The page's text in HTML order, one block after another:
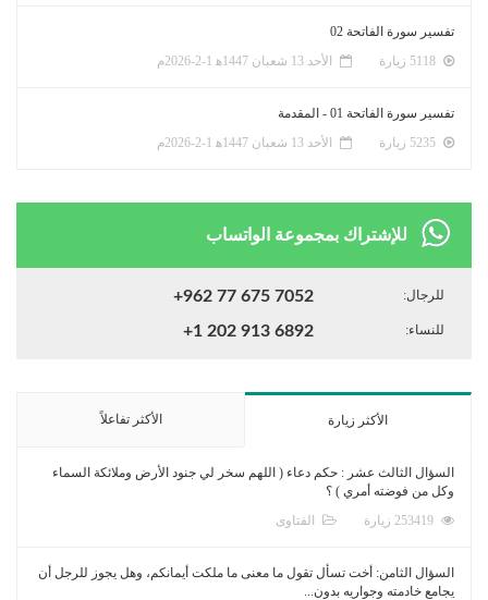
تفسير سورة الفاتحة 02
الأحد 13 شعبان 1447ﻫ 1-2-2026م
تفسير سورة الفاتحة 01 - المقدمة
الأحد 13 شعبان 1447ﻫ 1-2-2026م
للإشتراك بمجموعة الواتساب
للرجال: +962 77 675 7052
للنساء: +1 202 913 6892
الأكثر زيارة الأكثر تفاعلاً
السؤال الثالث عشر : حكم دعاء ( اللهم سخر لي جنود الأرض وملائكة السماء
وكل من فوضته أمري ) ؟
الفتاوى
السؤال الثامن: أخت تسأل تقول ما معنى ما ملكت أيمانكم، وهل يجوز للرجل أن
يجامع خادمته وجواريه بدون...